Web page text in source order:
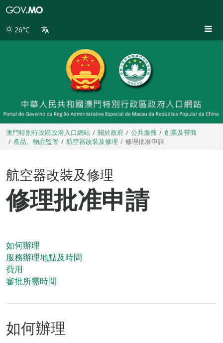
別
26°C
澳門特別行政區政府入口網站 關於政府 公共服務
創業及營商
產品、物品監管
航空器改裝及修理 修理批准申請
航空器改裝及修理
修理批准申請
如何辦理
服務辦理地點及時間
費用
審批所需時間
如何辦理